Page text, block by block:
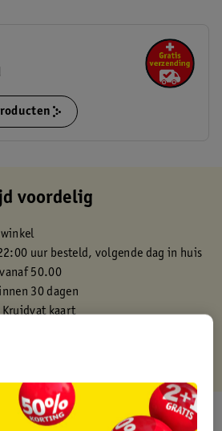
voordelig
uur besteld, volgende dag in huis
50.00
30 dagen
kaart